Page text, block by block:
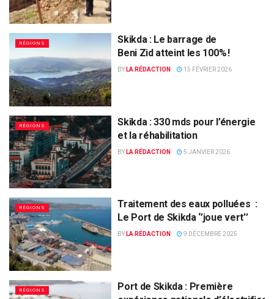
RÉGIONS
Skikda : Le barrage de
Beni Zid atteint les 100% !
BY LA RÉDACTION 15 FÉVRIER 2026
RÉGIONS
Skikda : 330 mds pour l’énergie
et la réhabilitation
BY LA RÉDACTION 5 JANVIER 2026
RÉGIONS
Traitement des eaux polluées :
Le Port de Skikda ‘’joue vert’’
BY LA RÉDACTION 9 DÉCEMBRE 2025
RÉGIONS
Port de Skikda : Première